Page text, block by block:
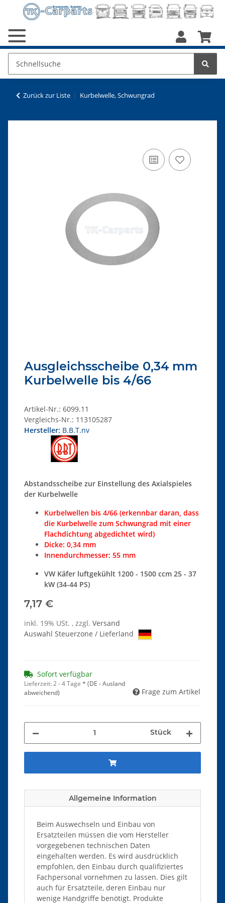
Zurück zur Liste Kurbelwelle, Schwungrad
Ausgleichsscheibe 0,34 mm
Kurbelwelle bis 4/66
Artikel-Nr.: 6099.11
Vergleichs-Nr.: 113105287
Hersteller: B.B.T.nv
Abstandsscheibe zur Einstellung des Axialspieles
der Kurbelwelle
Kurbelwellen bis 4/66 (erkennbar daran, dass
die Kurbelwelle zum Schwungrad mit einer
Flachdichtung abgedichtet wird)
Dicke: 0,34 mm
Innendurchmesser: 55 mm
VW Käfer luftgekühlt 1200 - 1500 ccm 25 - 37
kW (34-44 PS)
7,17 €
inkl. 19% USt. , zzgl. Versand
Auswahl Steuerzone / Lieferland
Sofort verfügbar
Lieferzeit:2 - 4 Tage * (DE - Ausland
abweichend)
Frage zum Artikel
Stück
Allgemeine Information
Beim Auswechseln und Einbau von
Ersatzteilen müssen die vom Hersteller
vorgegebenen technischen Daten
eingehalten werden. Es wird ausdrücklich
empfohlen, den Einbau durch qualifiziertes
Fachpersonal vornehmen zu lassen. Dies gilt
auch für Ersatzteile, deren Einbau nur
wenige Handgriffe benötigt. Produkte